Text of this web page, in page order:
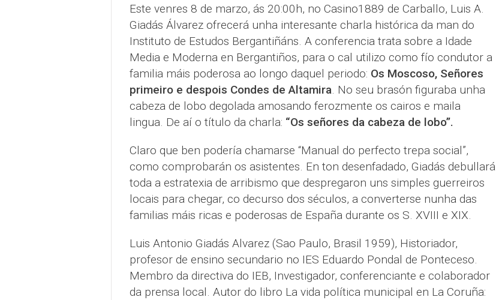
Este venres 8 de marzo, ás 20:00h, no Casino1889 de Carballo, Luis A.
Giadás Álvarez ofrecerá unha interesante charla histórica da man do
Instituto de Estudos Bergantiñáns. A conferencia trata sobre a Idade
Media e Moderna en Bergantiños, para o cal utilizo como fío condutor a
familia máis poderosa ao longo daquel periodo: Os Moscoso, Señores
primeiro e despois Condes de Altamira. No seu brasón figuraba unha
cabeza de lobo degolada amosando ferozmente os cairos e maila
lingua. De aí o título da charla: “Os señores da cabeza de lobo”.
Claro que ben podería chamarse “Manual do perfecto trepa social”,
como comprobarán os asistentes. En ton desenfadado, Giadás debullará
toda a estratexia de arribismo que despregaron uns simples guerreiros
locais para chegar, co decurso dos séculos, a converterse nunha das
familias máis ricas e poderosas de España durante os S. XVIII e XIX.
Luis Antonio Giadás Alvarez (Sao Paulo, Brasil 1959), Historiador,
profesor de ensino secundario no IES Eduardo Pondal de Ponteceso.
Membro da directiva do IEB, Investigador, conferenciante e colaborador
da prensa local. Autor do libro La vida política municipal en La Coruña: